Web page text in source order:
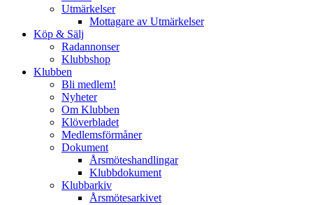
Utmärkelser
Mottagare av Utmärkelser
Köp & Sälj
Radannonser
Klubbshop
Klubben
Bli medlem!
Nyheter
Om Klubben
Klöverbladet
Medlemsförmåner
Dokument
Årsmöteshandlingar
Klubbdokument
Klubbarkiv
Årsmötesarkivet